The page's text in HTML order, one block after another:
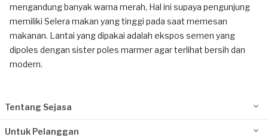
mengandung banyak warna merah, Hal ini supaya pengunjung
memiliki Selera makan yang tinggi pada saat memesan
makanan. Lantai yang dipakai adalah ekspos semen yang
dipoles dengan sister poles marmer agar terlihat bersih dan
modern.
Tentang Sejasa
Untuk Pelanggan